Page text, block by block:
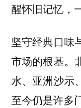
醒怀旧记忆，
坚守经典口味
市场的根基。
水、亚洲沙示
至今仍是许多